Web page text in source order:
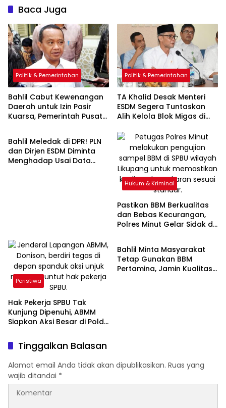
Baca Juga
Politik & Pemerintahan
Bahlil Cabut Kewenangan
Daerah untuk Izin Pasir
Kuarsa, Pemerintah Pusat
Politik & Pemerintahan
TA Khalid Desak Menteri
ESDM Segera Tuntaskan
Alih Kelola Blok Migas di
Politik & Pemerintahan
Bahlil Meledak di DPR! PLN
dan Dirjen ESDM Diminta
Menghadap Usai Data
Hukum & Kriminal
Pastikan BBM Berkualitas
dan Bebas Kecurangan,
Polres Minut Gelar Sidak di
Peristiwa
Hak Pekerja SPBU Tak
Kunjung Dipenuhi, ABMM
Siapkan Aksi Besar di Polda
Sulsel
Ekonomi & Bisnis
Bahlil Minta Masyarakat
Tetap Gunakan BBM
Pertamina, Jamin Kualitas
Tinggalkan Balasan
Alamat email Anda tidak akan dipublikasikan. Ruas yang
wajib ditandai *